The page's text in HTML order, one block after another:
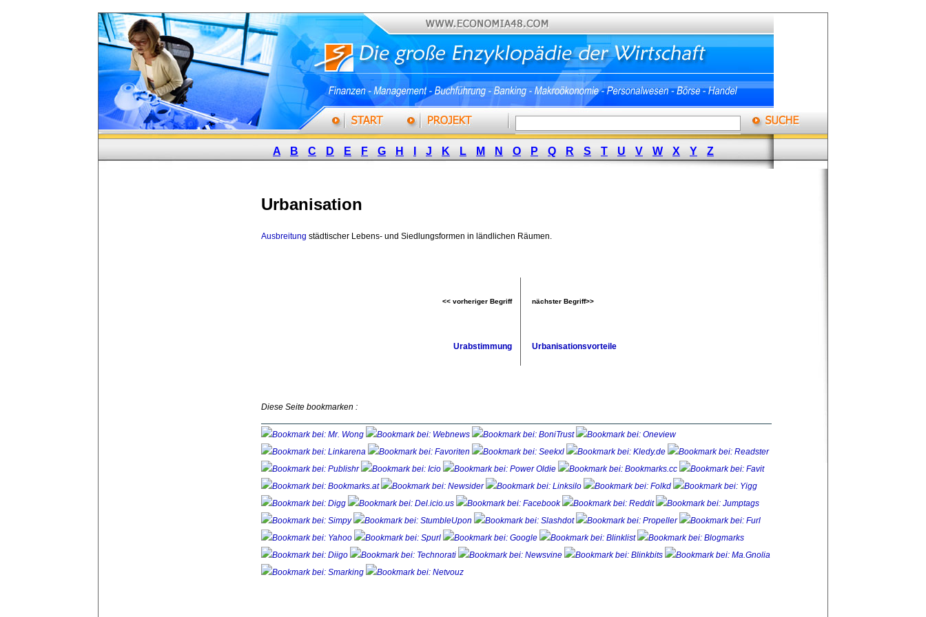
A B C D E F G H J K L M N O P Q R S T U V W X Y Z
Urbanisation
Ausbreitung städtischer Lebens- und Siedlungsformen in ländlichen Räumen.
<< vorheriger Begriff nächster Begriff>>
Urabstimmung Urbanisationsvorteile
Diese Seite bookmarken :